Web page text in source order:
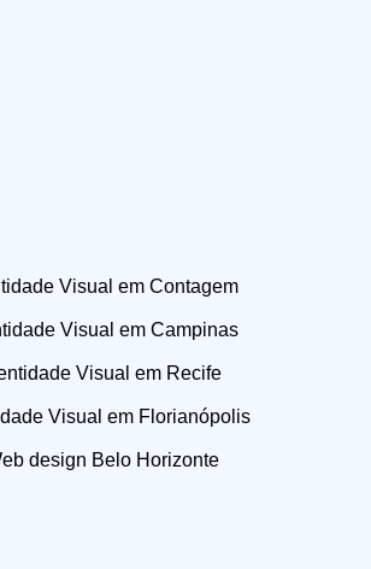
Visual em Contagem
Visual em Campinas
Visual em Recife
Visual em Florianópolis
design Belo Horizonte